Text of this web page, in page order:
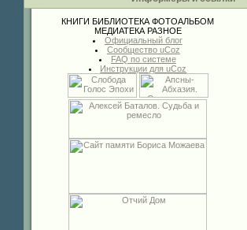
КНИГИ БИБЛИОТЕКА ФОТОАЛЬБОМ
МЕДИАТЕКА РАЗНОЕ
Официальный блог
Сообщество uCoz
FAQ по системе
Инструкции для uCoz